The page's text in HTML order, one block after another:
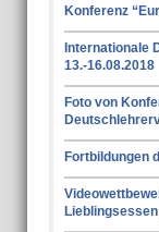
Konferenz
Internationale
13.-16.08.2018
Foto von
Fortbildungen